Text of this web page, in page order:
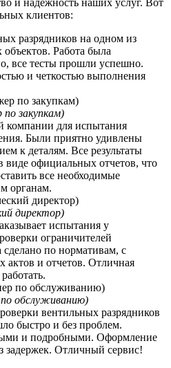
и надежность наших услуг. Вот
клиентов:
разрядников на одном из
Работа была
все тесты прошли успешно.
и четкостью выполнения
закупкам)
компании для испытания
Были приятно удивлены
к деталям. Все результаты
виде официальных отчетов, что
все необходимые
органам.
директор)
испытания у
ограничителей
сделано по нормативам, с
актов и отчетов. Отличная
обслуживанию)
вентильных разрядников
быстро и без проблем.
и подробными. Оформление
задержек. Отличный сервис!